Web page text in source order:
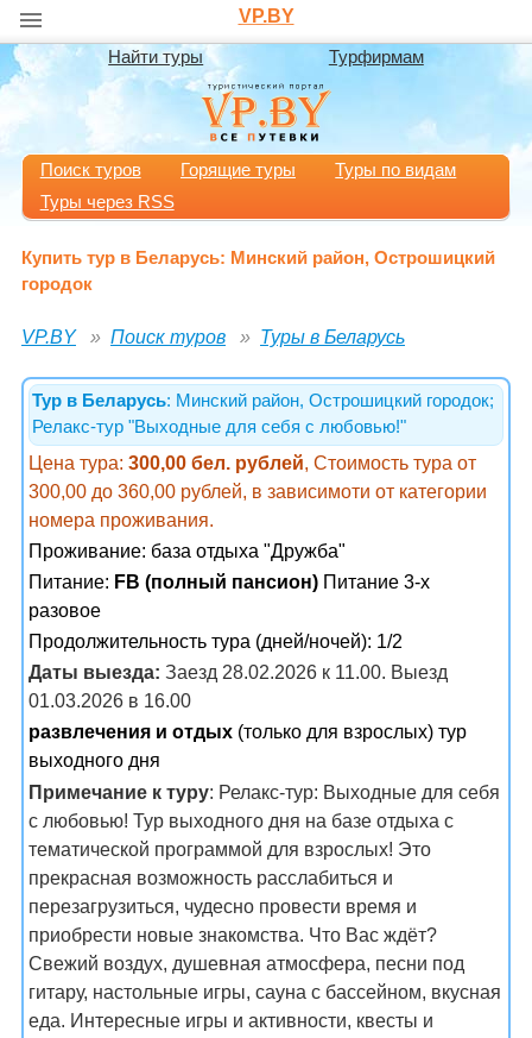
VP.BY
Найти туры Турфирмам
Поиск туров Горящие туры
Туры по видам
Туры через RSS
Купить тур в Беларусь: Минский район, Острошицкий
городок
VP.BY Поиск туров Туры в Беларусь
Тур в Беларусь: Минский район, Острошицкий городок;
Релакс-тур "Выходные для себя с любовью!"
Цена тура: 300,00 бел. рублей, Стоимость тура от
300,00 до 360,00 рублей, в зависимоти от категории
номера проживания.
Проживание: база отдыха "Дружба"
Питание: FB (полный пансион) Питание 3-х
разовое
Продолжительность тура (дней/ночей): 1/2
Даты выезда: Заезд 28.02.2026 к 11.00. Выезд
01.03.2026 в 16.00
развлечения и отдых (только для взрослых) тур
выходного дня
Примечание к туру: Релакс-тур: Выходные для себя
с любовью! Тур выходного дня на базе отдыха с
тематической программой для взрослых! Это
прекрасная возможность расслабиться и
перезагрузиться, чудесно провести время и
приобрести новые знакомства. Что Вас ждёт?
Свежий воздух, душевная атмосфера, песни под
гитару, настольные игры, сауна с бассейном, вкусная
еда. Интересные игры и активности, квесты и